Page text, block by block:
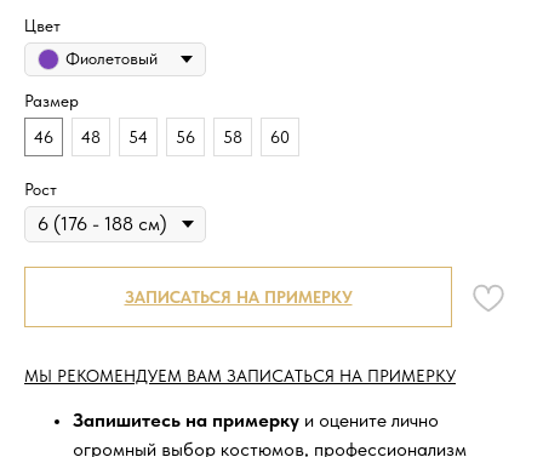
Цвет
Фиолетовый
Размер
46
48 54 56 58 60
Рост
ЗАПИСАТЬСЯ НА ПРИМЕРКУ
МЫ РЕКОМЕНДУЕМ ВАМ ЗАПИСАТЬСЯ НА ПРИМЕРКУ
Запишитесь на примерку и оцените лично
огромный выбор костюмов, профессионализм